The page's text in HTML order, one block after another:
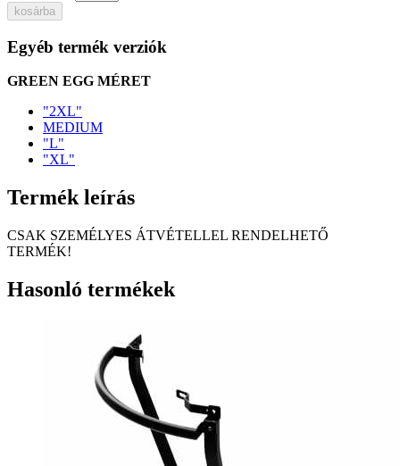
kosárba
Egyéb termék verziók
GREEN EGG MÉRET
"2XL"
MEDIUM
"L"
"XL"
Termék leírás
CSAK SZEMÉLYES ÁTVÉTELLEL RENDELHETŐ
TERMÉK!
Hasonló termékek